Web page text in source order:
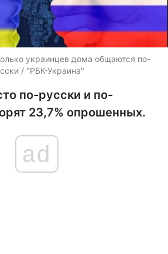
украинцев дома общаются по-
/ "РБК-Украина"
по-русски и по-
23,7% опрошенных.
ad